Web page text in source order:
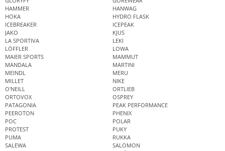
HAMMER
HANWAG
HOKA
HYDRO FLASK
ICEBREAKER
ICEPEAK
JAKO
KJUS
LA SPORTIVA
LEKI
LÖFFLER
LOWA
MAIER SPORTS
MAMMUT
MANDALA
MARTINI
MEINDL
MERU
MILLET
NIKE
O'NEILL
ORTLIEB
ORTOVOX
OSPREY
PATAGONIA
PEAK PERFORMANCE
PEEROTON
PHENIX
POC
POLAR
PROTEST
PUKY
PUMA
RUKKA
SALEWA
SALOMON